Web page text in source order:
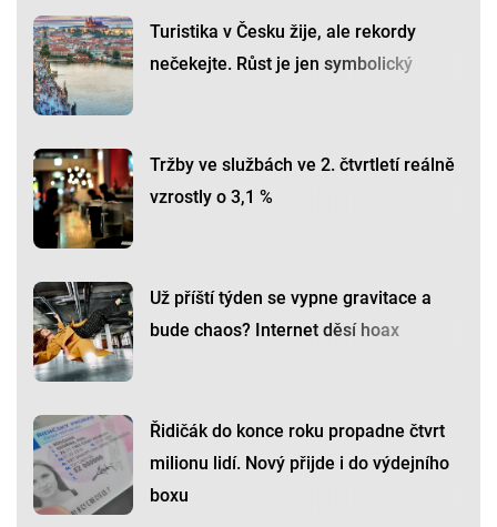
Turistika v Česku žije, ale rekordy
nečekejte. Růst je jen symbolický
Tržby ve službách ve 2. čtvrtletí reálně
vzrostly o 3,1 %
Už příští týden se vypne gravitace a
bude chaos? Internet děsí hoax
Řidičák do konce roku propadne čtvrt
milionu lidí. Nový přijde i do výdejního
boxu